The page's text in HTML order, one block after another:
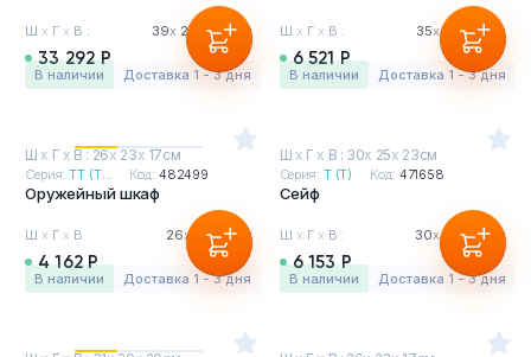
Ш х Г х В : 39х21.6 х33см
33 292 Р
в наличии Доставка 1 - 3 дня
Ш х Г х В : 35х25 х25см
6 521 Р
в наличии Доставка 1 - 3 дня
Ш х Г х В : 26х 23х 17см
Серия:ТТ (T... Код: 482499
Оружейный шкаф
Ш х Г х В : 26х 23х17см
4 162 Р
в наличии Доставка 1 - 3 дня
Ш х Г х В : 30х 25х 23см
Серия: Т (T) Код: 471658
Сейф
Ш х Г х В : 30х25 х23см
6 153 Р
в наличии Доставка 1 - 3 дня